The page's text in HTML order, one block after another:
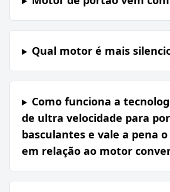
Qual motor é mais
Como funciona a
de ultra velocidade para
basculantes e vale a pena
em relação ao motor